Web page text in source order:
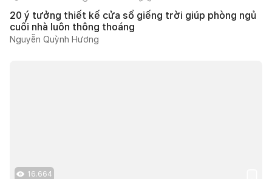
20 ý tưởng thiết kế cửa sổ giếng trời giúp phòng ngủ
cuối nhà luôn thông thoáng
Nguyễn Quỳnh Hương
16.664